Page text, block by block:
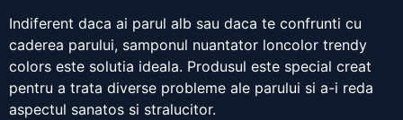
Indiferent daca ai parul alb sau daca te confrunti cu
caderea parului, samponul nuantator loncolor trendy
colors este solutia ideala. Produsul este special creat
pentru a trata diverse probleme ale parului si a-i reda
aspectul sanatos si stralucitor.